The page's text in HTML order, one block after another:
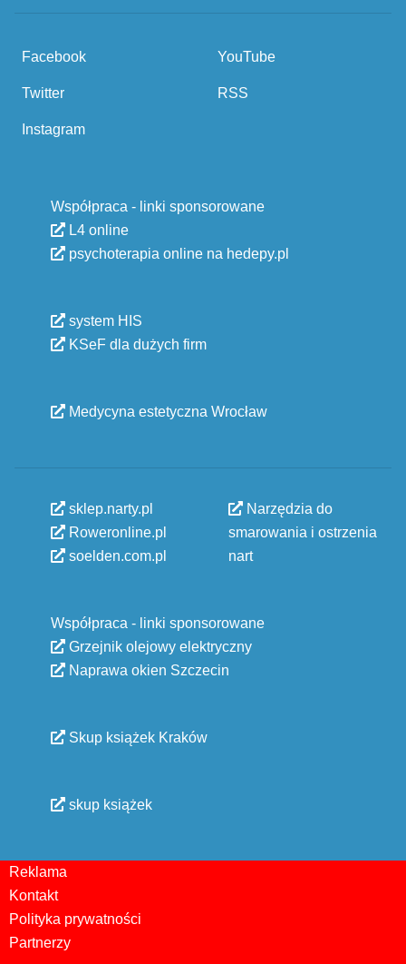
Facebook
Twitter
Instagram
YouTube
RSS
Współpraca - linki sponsorowane
L4 online
psychoterapia online na hedepy.pl
system HIS
KSeF dla dużych firm
Medycyna estetyczna Wrocław
sklep.narty.pl
Roweronline.pl
soelden.com.pl
Narzędzia do
smarowania i ostrzenia
nart
Współpraca - linki sponsorowane
Grzejnik olejowy elektryczny
Naprawa okien Szczecin
Skup książek Kraków
skup książek
Reklama
Kontakt
Polityka prywatności
Partnerzy